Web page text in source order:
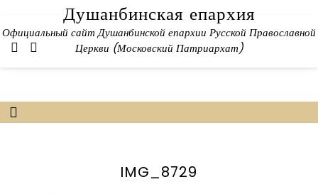
content
Душанбинская епархия
Официальный сайт Душанбинской епархии Русской Православной
Церкви (Московский Патриархат)
IMG_8729